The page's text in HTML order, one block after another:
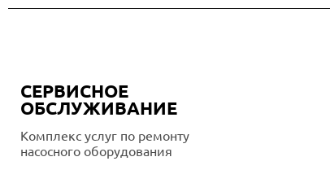
СЕРВИСНОЕ
ОБСЛУЖИВАНИЕ
Комплекс услуг по ремонту
насосного оборудования